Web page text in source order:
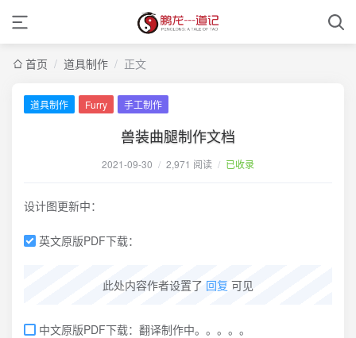
首页 / 道具制作 / 正文
道具制作 Furry 手工制作
兽装曲腿制作文档
2021-09-30 / 2,971 阅读 / 已收录
设计图更新中：
英文原版PDF下载：
此处内容作者设置了 回复 可见
中文原版PDF下载：翻译制作中。。。。。